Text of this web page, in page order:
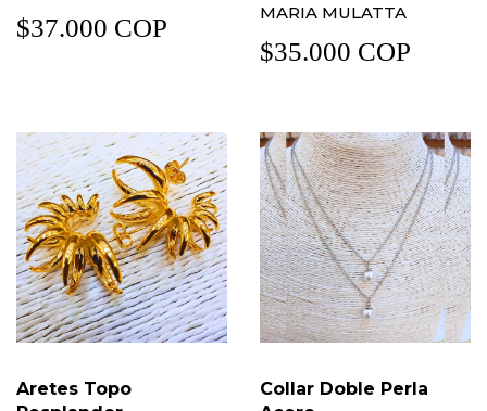
$37.000 COP
MARIA MULATTA
$35.000 COP
Aretes Topo
Collar Doble Perla